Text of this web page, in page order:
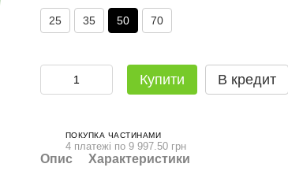
25 35 50 70
Купити В кредит
ПОКУПКА ЧАСТИНАМИ
4 платежі по 9 997.50 грн
Опис Характеристики